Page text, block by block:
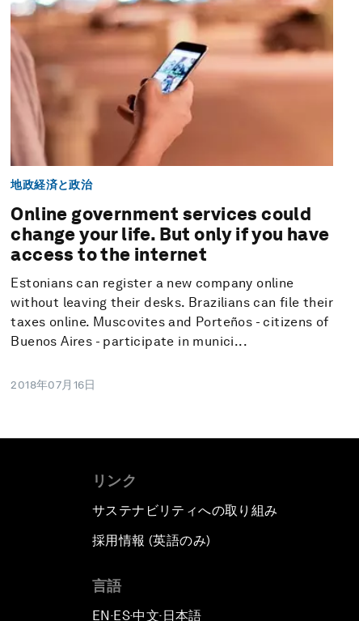
地政経済と政治
Online government services could
change your life. But only if you have
access to the internet
Estonians can register a new company online
without leaving their desks. Brazilians can file their
taxes online. Muscovites and Porteños - citizens of
Buenos Aires - participate in munici...
2018年07月16日
リンク
サステナビリティへの取り組み
採用情報 (英語のみ)
言語
EN ▪ ES▪中文▪ 日本語